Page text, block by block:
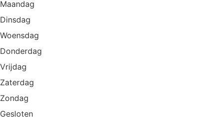
Maandag
Dinsdag
Woensdag
Donderdag
Vrijdag
Zaterdag
Zondag
Gesloten